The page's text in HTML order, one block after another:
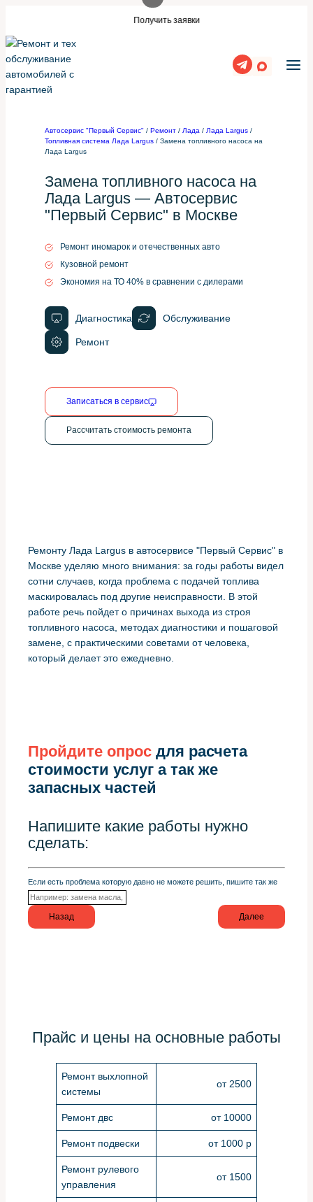
содержимому
Получить заявки
Автосервис "Первый Сервис" / Ремонт / Лада / Лада Largus /
Топливная система Лада Largus / Замена топливного насоса на
Лада Largus
Замена топливного насоса на
Лада Largus — Автосервис
"Первый Сервис" в Москве
Ремонт иномарок и отечественных авто
Кузовной ремонт
Экономия на ТО 40% в сравнении с дилерами
Диагностика Обслуживание
Ремонт
Записаться в сервис
Рассчитать стоимость ремонта
Ремонту Лада Largus в автосервисе "Первый Сервис" в
Москве уделяю много внимания: за годы работы видел
сотни случаев, когда проблема с подачей топлива
маскировалась под другие неисправности. В этой
работе речь пойдет о причинах выхода из строя
топливного насоса, методах диагностики и пошаговой
замене, с практическими советами от человека,
который делает это ежедневно.
Пройдите опрос для расчета
стоимости услуг а так же
запасных частей
Напишите какие работы нужно
сделать:
Если есть проблема которую давно не можете решить, пишите так же
Назад Далее
Прайс и цены на основные работы
Ремонт выхлопной
системы
от 2500
Ремонт двс от 10000
Ремонт подвески от 1000 р
Ремонт рулевого
управления
от 1500